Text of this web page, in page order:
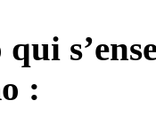
qui
: